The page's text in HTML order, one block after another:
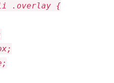
.overlay {